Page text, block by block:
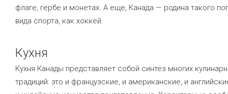
флаге, гербе и монетах. А еще, Канада — родина такого
вида спорта, как хоккей.
Кухня
Кухня Канады представляет собой синтез многих
традиций: это и французские, и американские, и